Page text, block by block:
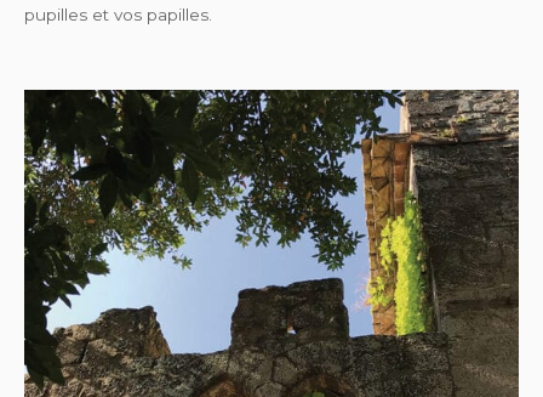
pupilles et vos papilles.